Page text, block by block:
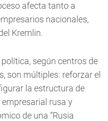
afecta tanto a
nacionales,
Kremlin.
según centros de
son múltiples: reforzar el
la estructura de
rusa y
de una “Rusia